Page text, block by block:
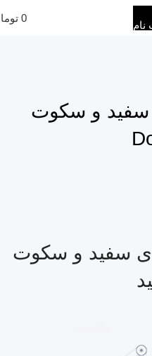
نام
0
سفید و سکوت
سفید و سکوت